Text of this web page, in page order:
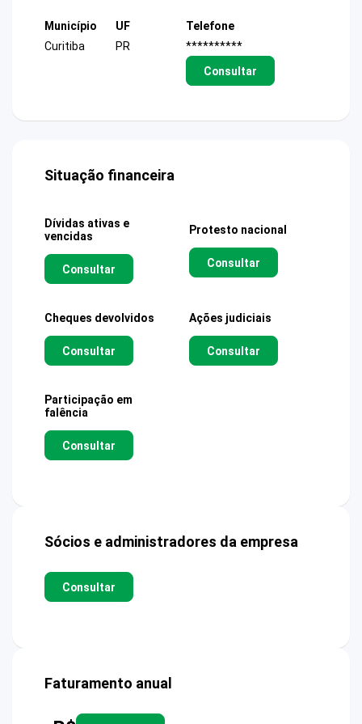
Município
Curitiba
UF
PR
Telefone
**********
Consultar
Situação financeira
Dívidas ativas e
vencidas
Consultar
Protesto nacional
Consultar
Cheques devolvidos
Consultar
Ações judiciais
Consultar
Participação em
falência
Consultar
Sócios e administradores da empresa
Consultar
Faturamento anual